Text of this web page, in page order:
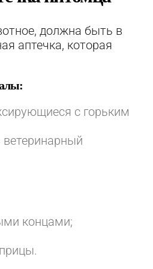
должна быть в
аптечка, которая
с горьким
концами;